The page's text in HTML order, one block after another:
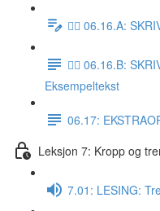
✍🏼 06.16.A:
✍🏼 06.16.B:
Eksempeltekst
06.17:
Leksjon 7: Kropp og
7.01: LESING: